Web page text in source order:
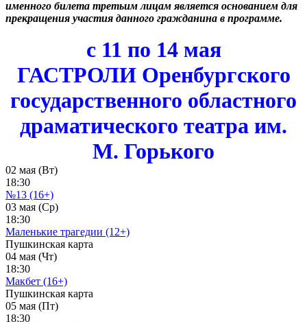
именного билета третьим лицам является основанием для
прекращения участия данного гражданина в программе.
с 11 по 14 мая
ГАСТРОЛИ Оренбургского
государственного областного
драматического театра им.
М. Горького
02 мая (Вт)
18:30
№13 (16+)
03 мая (Ср)
18:30
Маленькие трагедии (12+)
Пушкинская карта
04 мая (Чт)
18:30
Макбет (16+)
Пушкинская карта
05 мая (Пт)
18:30